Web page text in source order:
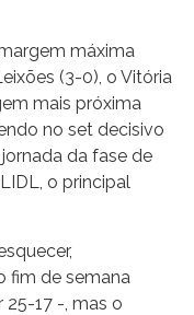
máxima
(3-0), o Vitória
mais próxima
no set decisivo
da fase de
o principal
fim de semana
17 -, mas o